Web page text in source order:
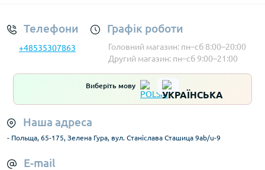
Телефони
+48535307863
Графік роботи
Головний магазин: пн–сб 8:00–20:00
Другий магазин: пн–сб 9:00–21:00
Виберіть мову
Наша адреса
- Польща, 65-175, Зелена Гура, вул. Станіслава Сташица 9ab/u-9
E-mail